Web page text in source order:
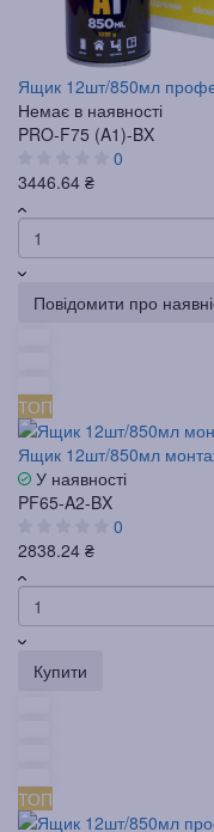
Ящик 12шт/850мл
Немає в наявності
PRO-F75 (A1)-BX
0
3446.64 ₴
Повідомити про
ТОП
Ящик 12шт/850мл
У наявності
PF65-A2-BX
0
2838.24 ₴
Купити
ТОП